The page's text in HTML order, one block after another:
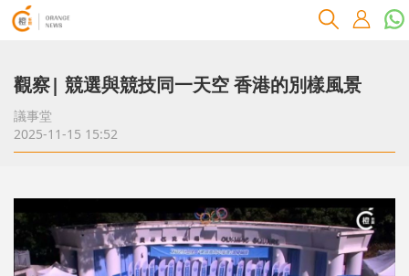
觀察| 競選與競技同一天空 香港的別樣風景
議事堂
2025-11-15 15:52